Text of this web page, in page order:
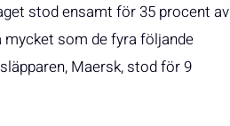
stod ensamt för 35 procent av
som de fyra följande
Maersk, stod för 9